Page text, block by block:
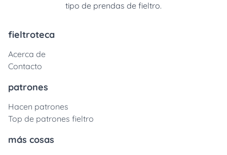
tipo de prendas de fieltro.
fieltroteca
Acerca de
Contacto
patrones
Hacen patrones
Top de patrones fieltro
más cosas